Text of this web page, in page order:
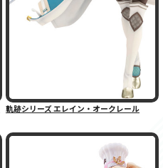
軌跡シリーズ エレイン・オークレール